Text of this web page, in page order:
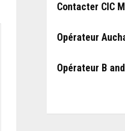
Contacter CIC
Opérateur
Opérateur B